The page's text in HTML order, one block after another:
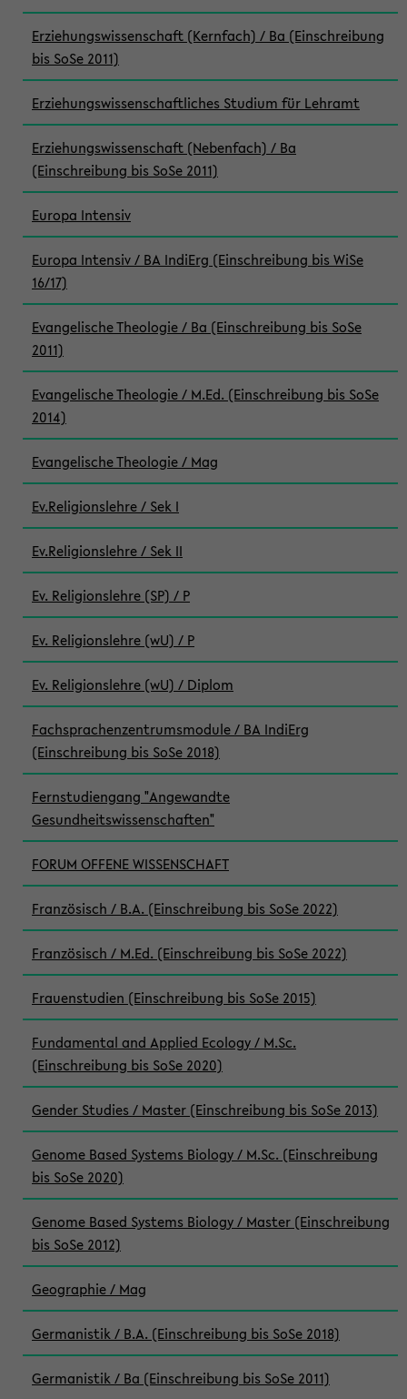
Erziehungswissenschaft (Kernfach) / Ba (Einschreibung
bis SoSe 2011)
Erziehungswissenschaftliches Studium für Lehramt
Erziehungswissenschaft (Nebenfach) / Ba
(Einschreibung bis SoSe 2011)
Europa Intensiv
Europa Intensiv / BA IndiErg (Einschreibung bis WiSe
16/17)
Evangelische Theologie / Ba (Einschreibung bis SoSe
2011)
Evangelische Theologie / M.Ed. (Einschreibung bis SoSe
2014)
Evangelische Theologie / Mag
Ev.Religionslehre / Sek I
Ev.Religionslehre / Sek II
Ev. Religionslehre (SP) / P
Ev. Religionslehre (wU) / P
Ev. Religionslehre (wU) / Diplom
Fachsprachenzentrumsmodule / BA IndiErg
(Einschreibung bis SoSe 2018)
Fernstudiengang "Angewandte
Gesundheitswissenschaften"
FORUM OFFENE WISSENSCHAFT
Französisch / B.A. (Einschreibung bis SoSe 2022)
Französisch / M.Ed. (Einschreibung bis SoSe 2022)
Frauenstudien (Einschreibung bis SoSe 2015)
Fundamental and Applied Ecology / M.Sc.
(Einschreibung bis SoSe 2020)
Gender Studies / Master (Einschreibung bis SoSe 2013)
Genome Based Systems Biology / M.Sc. (Einschreibung
bis SoSe 2020)
Genome Based Systems Biology / Master (Einschreibung
bis SoSe 2012)
Geographie / Mag
Germanistik / B.A. (Einschreibung bis SoSe 2018)
Germanistik / Ba (Einschreibung bis SoSe 2011)